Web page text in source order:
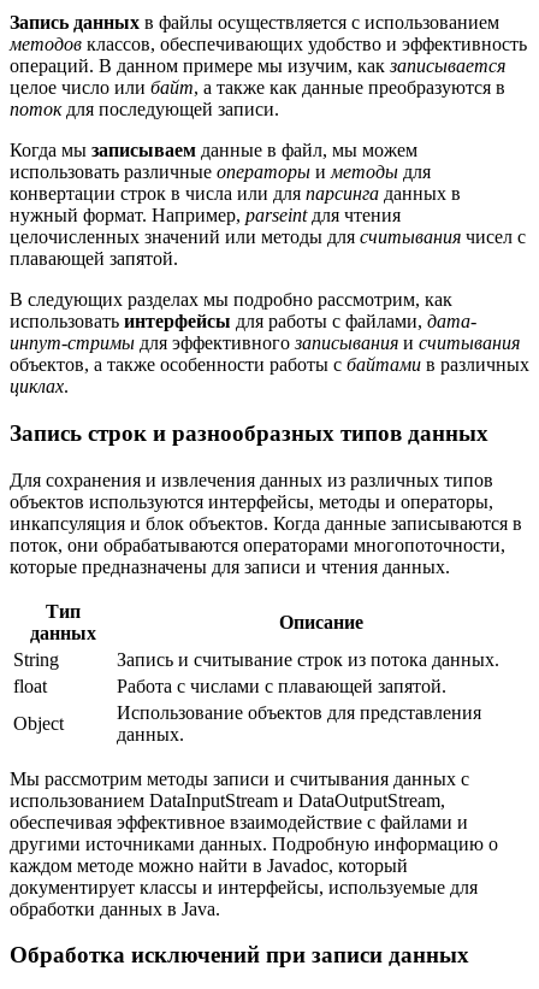
Запись данных в файлы осуществляется с использованием
методов классов, обеспечивающих удобство и эффективность
операций. В данном примере мы изучим, какзаписывается
целое число или байт, а также как данные преобразуются в
потокдля последующей записи.
Когда мы записываем данные в файл, мы можем
использовать различные операторы и методы для
конвертации строк в числа или для парсинга данных в
нужный формат. Например, parseintдля чтения
целочисленных значений или методы для считывания чисел с
плавающей запятой.
В следующих разделах мы подробно рассмотрим, как
использовать интерфейсы для работы с файлами, дата-
инпут-стримы для эффективногозаписывания и считывания
объектов, а также особенности работы с байтами в различных
циклах.
Запись строк и разнообразных типов данных
Для сохранения и извлечения данных из различных типов
объектов используются интерфейсы, методы и операторы,
инкапсуляция и блок объектов. Когда данные записываются в
поток, они обрабатываются операторами многопоточности,
которые предназначены для записи и чтения данных.
Тип
данных
Описание
String
Запись и считывание строк из потока данных.
float
Работа с числами с плавающей запятой.
Object
Использование объектов для представления
данных.
Мы рассмотрим методы записи и считывания данных с
использованием DataInputStream и DataOutputStream,
обеспечивая эффективное взаимодействие с файлами и
другими источниками данных. Подробную информацию о
каждом методе можно найти в Javadoc, который
документирует классы и интерфейсы, используемые для
обработки данных в Java.
Обработка исключений при записи данных